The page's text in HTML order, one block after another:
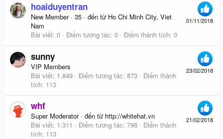
01/11/2018
hoaiduyentran
New Member · 35 · đến từ Ho Chi Minh City, Viet
Nam
Bài viết 0 Điểm tương tác 0 Điểm thành tích 0
23/02/2018
sunny
VIP Members
Bài viết 1.849 Điểm tương tác 873
Điểm thành
tích 113
21/02/2018
whf
Super Moderator · đến từ http://whitehat.vn
Bài viết 1.311 Điểm tương tác 798
Điểm thành
tích 113